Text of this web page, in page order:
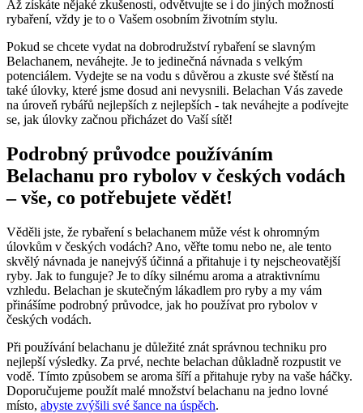
Až získáte nějaké zkušenosti, odvětvujte se i do jiných možností
rybaření, vždy je to o Vašem osobním⁢ životním stylu.
Pokud se chcete vydat na dobrodružství rybaření se slavným
⁤Belachanem, neváhejte. Je to ⁢jedinečná ⁤návnada s velkým
potenciálem.‍ Vydejte se na vodu s důvěrou a zkuste ‌své štěstí na‍
také úlovky, které jsme dosud ani nevysnili. Belachan Vás zavede‍
na​ úroveň rybářů nejlepších z nejlepších ​- tak neváhejte⁤ a ⁤podívejte
se, ⁣jak úlovky začnou přicházet do Vaší sítě!
Podrobný⁤ průvodce používáním
Belachanu​ pro ⁣rybolov v českých vodách
– vše, ⁣co potřebujete vědět!
Věděli jste, že rybaření s belachanem může vést⁢ k ohromným
úlovkům v českých vodách? Ano, věřte tomu ⁢nebo ne, ale tento
skvělý návnada ‌je nanejvýš účinná a přitahuje i ty nejscheovatější​
ryby. Jak to funguje? Je to díky silnému aroma⁢ a atraktivnímu
vzhledu. Belachan je skutečným lákadlem pro ryby a my vám
přinášíme ​podrobný ​průvodce, jak ho používat⁢ pro ‌rybolov v
českých vodách.
Při používání belachanu je důležité znát správnou techniku pro
‌nejlepší výsledky. ⁣Za prvé, nechte belachan důkladně⁢ rozpustit ve​
vodě. Tímto způsobem se aroma ⁣šíří a přitahuje ryby na vaše háčky.
Doporučujeme použít malé množství belachanu ⁤na jedno lovné
místo, abyste zvýšili své​ šance⁣ na ⁢úspěch.